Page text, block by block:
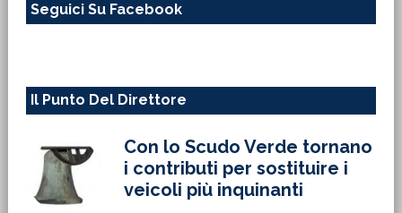
sito
Seguici Su Facebook
Il Punto Del Direttore
Con lo Scudo Verde tornano
i contributi per sostituire i
veicoli più inquinanti